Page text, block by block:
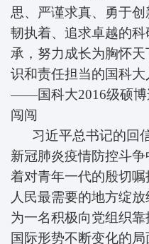
思、严谨求真、勇于
韧执着、追求卓越的
承，努力成长为胸怀
识和责任担当的国科大
——国科大2016级硕博
闯闯
习近平总书记的回
新冠肺炎疫情防控斗
着对青年一代的殷切
人民最需要的地方绽
为一名积极向党组织
国际形势不断变化的